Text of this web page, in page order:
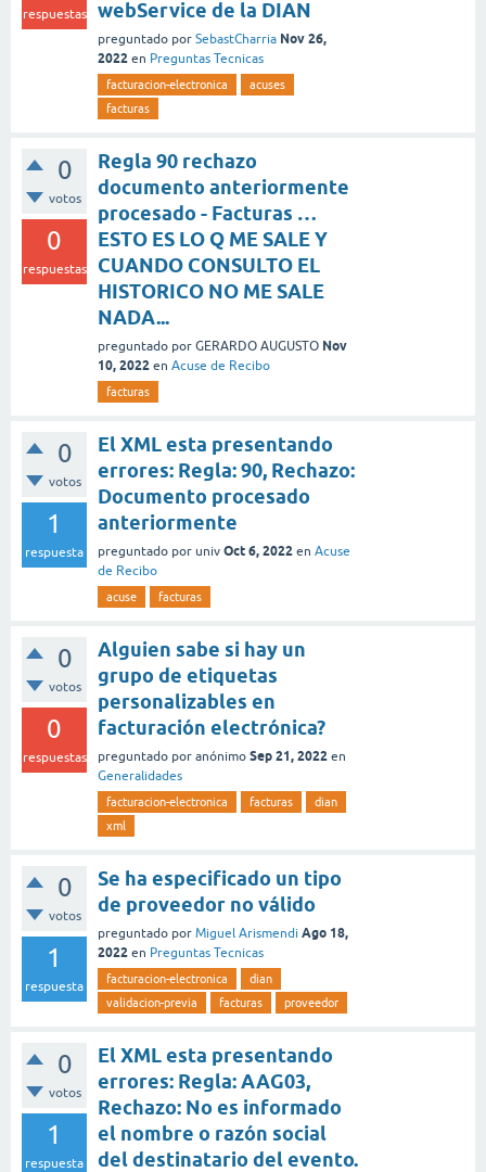
respuestas webService de la DIAN
preguntado por SebastCharria Nov 26,
2022 en Preguntas Tecnicas
facturacion-electronica
acuses
facturas
0
votos
0
respuestas
Regla 90 rechazo
documento anteriormente
procesado - Facturas …
ESTO ES LO Q ME SALE Y
CUANDO CONSULTO EL
HISTORICO NO ME SALE
NADA...
preguntado por GERARDO AUGUSTO Nov
10, 2022 en Acuse de Recibo
facturas
0
votos
1
respuesta
El XML esta presentando
errores: Regla: 90, Rechazo:
Documento procesado
anteriormente
preguntado por univ Oct 6, 2022 en Acuse
de Recibo
acuse facturas
0
votos
0
respuestas
Alguien sabe si hay un
grupo de etiquetas
personalizables en
facturación electrónica?
preguntado por anónimo Sep 21, 2022 en
Generalidades
facturacion-electronica facturas
dian
xml
0
votos
1
respuesta
Se ha especificado un tipo
de proveedor no válido
preguntado por Miguel Arismendi Ago 18,
2022 en Preguntas Tecnicas
facturacion-electronica
dian
validacion-previa
facturas proveedor
0
votos
1
respuesta
El XML esta presentando
errores: Regla: AAG03,
Rechazo: No es informado
el nombre o razón social
del destinatario del evento.